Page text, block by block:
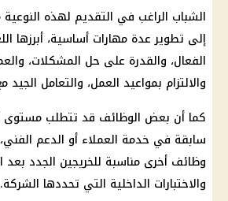
الشباب الراغب في التقديم لهذه
إلى تطوير عدة مهارات أساسية، أبرزها
الفعال، والقدرة على حل المشكلات،
والالتزام بمواعيد العمل، والتعامل
كما أن بعض الوظائف قد تتطلب مستوى
سابقة في خدمة العملاء أو الدعم
وظائف أخرى مناسبة للخريجين الجدد بعد
والاختبارات الداخلية التي تحددها الشركة.